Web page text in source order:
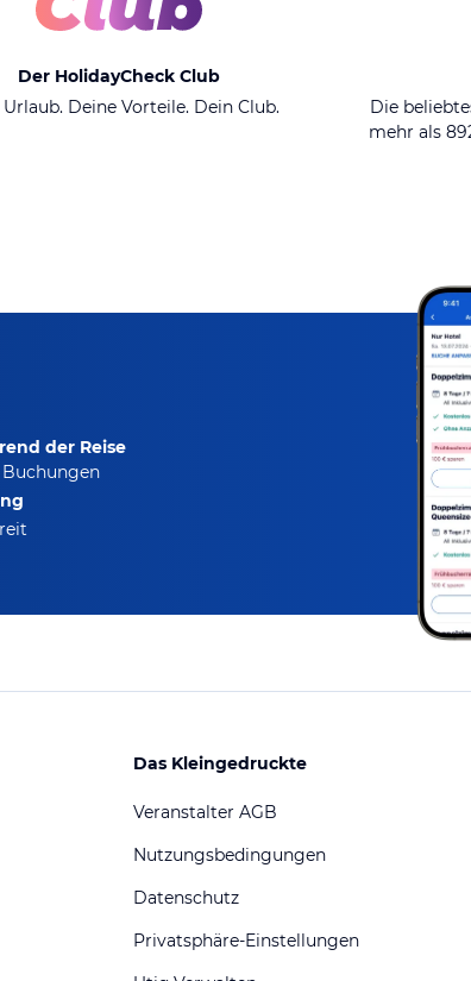
Der HolidayCheck Club
Deine Vorteile. Dein Club.
Die
mehr als
der Reise
Das Kleingedruckte
Veranstalter AGB
Nutzungsbedingungen
Datenschutz
Privatsphäre-Einstellungen